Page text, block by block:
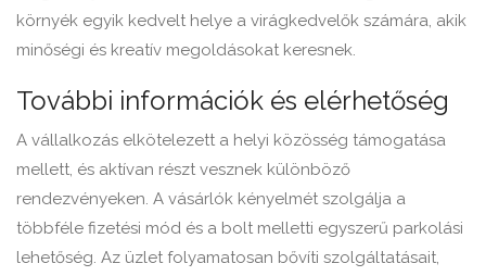
környék egyik kedvelt helye a virágkedvelők számára, akik
minőségi és kreatív megoldásokat keresnek.
További információk és elérhetőség
A vállalkozás elkötelezett a helyi közösség támogatása
mellett, és aktívan részt vesznek különböző
rendezvényeken. A vásárlók kényelmét szolgálja a
többféle fizetési mód és a bolt melletti egyszerű parkolási
lehetőség. Az üzlet folyamatosan bővíti szolgáltatásait,